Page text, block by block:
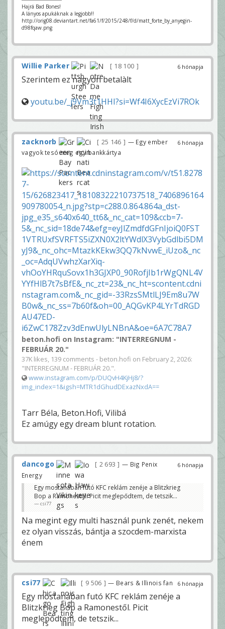
Hajrá Bad Bones!
A lányos apukáknak a legjobb!!
http://orig08.deviantart.net/fa61/f/2015/248/f/d/matt_forte_by_anyegin-
d98fqaw.png
6 hónapja
Willie Parker 18 100
Szerintem ez nagyon betalàlt
youtu.be/_j9Vm3t1HHI?si=Wf4I6XycEzVi7ROk
6 hónapja
zacknorb 25 146
— Egy ember
vagyok tesó meg egy bankkártya
beton.hofi on Instagram: "INTERREGNUM -
FEBRUÁR 20."
37K likes, 139 comments - beton.hofi on February 2, 2026:
"INTERREGNUM - FEBRUÁR 20.".
www.instagram.com/p/DUQvH4KjHj8/?
img_index=1&igsh=MTR1dGhudDExazNxdA==
Tarr Béla, Beton.Hofi, Vilibá
Ez amúgy egy dream blunt rotation.
6 hónapja
dancogo 2 693
— Big Penix
Energy
Egy mostanában futó KFC reklám zenéje a Blitzkrieg
Bop a Ramonestől. Picit meglepődtem, de tetszik...
csi77
Na megint egy multi használ punk zenét, nekem
ez olyan visszás, bántja a szocdem-marxista
énem
6 hónapja
csi77 9 506 — Bears & Illinois fan
Egy mostanában futó KFC reklám zenéje a
Blitzkrieg Bop a Ramonestől. Picit
meglepődtem, de tetszik...